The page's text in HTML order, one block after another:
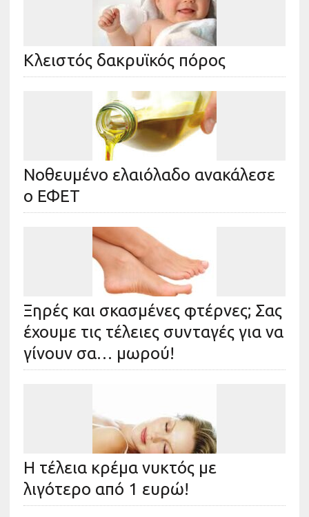
Κλειστός δακρυϊκός πόρος
Νοθευμένο ελαιόλαδο ανακάλεσε
ο ΕΦΕΤ
Ξηρές και σκασμένες φτέρνες; Σας
έχουμε τις τέλειες συνταγές για να
γίνουν σα… μωρού!
Η τέλεια κρέμα νυκτός με
λιγότερο από 1 ευρώ!